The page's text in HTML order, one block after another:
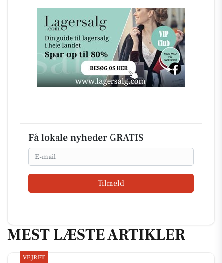
Få lokale nyheder GRATIS
Email
Tilmeld
MEST LÆSTE ARTIKLER
VEJRET